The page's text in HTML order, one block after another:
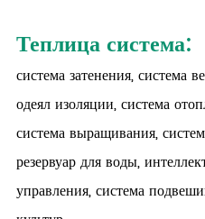
Теплица система:
система затенения, система
одеял изоляции, система
система выращивания,
резервуар для воды,
управления, система